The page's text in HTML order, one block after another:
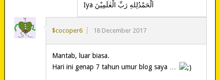
Iya اَلْحَمْدُلِلهِ رَبِّ الْعٰلَمِيْنَ
$cocoper6 18 December 2017
Mantab, luar biasa.
Hari ini genap 7 tahun umur blog saya …